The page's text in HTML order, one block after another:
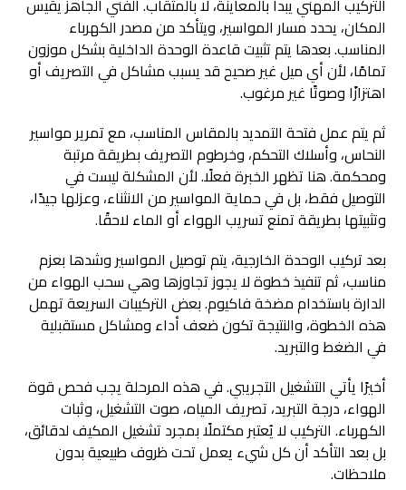
المكان، يحدد مسار المواسير، ويتأكد من مصدر الكهرباء
المناسب. بعدها يتم تثبيت قاعدة الوحدة الداخلية بشكل موزون
تمامًا، لأن أي ميل غير صحيح قد يسبب مشاكل في التصريف أو
اهتزازًا وصوتًا غير مرغوب.
ثم يتم عمل فتحة التمديد بالمقاس المناسب، مع تمرير مواسير
النحاس، وأسلاك التحكم، وخرطوم التصريف بطريقة مرتبة
ومحكمة. هنا تظهر الخبرة فعلًا. لأن المشكلة ليست في
التوصيل فقط، بل في حماية المواسير من الانثناء، وعزلها جيدًا،
وتثبيتها بطريقة تمنع تسريب الهواء أو الماء لاحقًا.
بعد تركيب الوحدة الخارجية، يتم توصيل المواسير وشدها بعزم
مناسب، ثم تنفيذ خطوة لا يجوز تجاوزها وهي سحب الهواء من
الدارة باستخدام مضخة فاكيوم. بعض التركيبات السريعة تهمل
هذه الخطوة، والنتيجة تكون ضعف أداء ومشاكل مستقبلية
في الضغط والتبريد.
أخيرًا يأتي التشغيل التجريبي. في هذه المرحلة يجب فحص قوة
الهواء، درجة التبريد، تصريف المياه، صوت التشغيل، وثبات
الكهرباء. التركيب لا يُعتبر مكتملًا بمجرد تشغيل المكيف لدقائق،
بل بعد التأكد أن كل شيء يعمل تحت ظروف طبيعية بدون
ملاحظات.